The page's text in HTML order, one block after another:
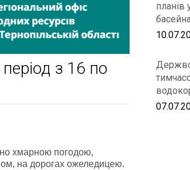
з 16 по
хмарною погодою,
на дорогах ожеледицею.
планів